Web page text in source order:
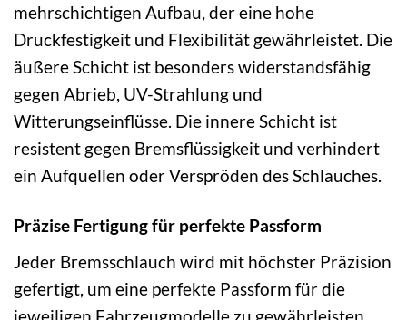
mehrschichtigen Aufbau, der eine hohe
Druckfestigkeit und Flexibilität gewährleistet. Die
äußere Schicht ist besonders widerstandsfähig
gegen Abrieb, UV-Strahlung und
Witterungseinflüsse. Die innere Schicht ist
resistent gegen Bremsflüssigkeit und verhindert
ein Aufquellen oder Verspröden des Schlauches.
Präzise Fertigung für perfekte Passform
Jeder Bremsschlauch wird mit höchster Präzision
gefertigt, um eine perfekte Passform für die
jeweiligen Fahrzeugmodelle zu gewährleisten.